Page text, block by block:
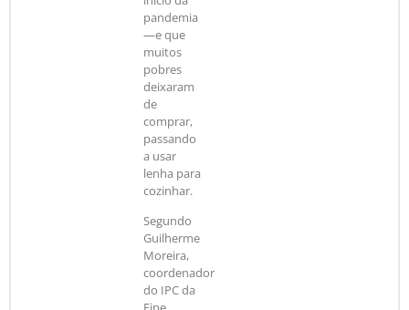
pandemia
—e que
muitos
pobres
deixaram
de
comprar,
passando
a usar
lenha para
cozinhar.
Segundo
Guilherme
Moreira,
coordenador
do IPC da